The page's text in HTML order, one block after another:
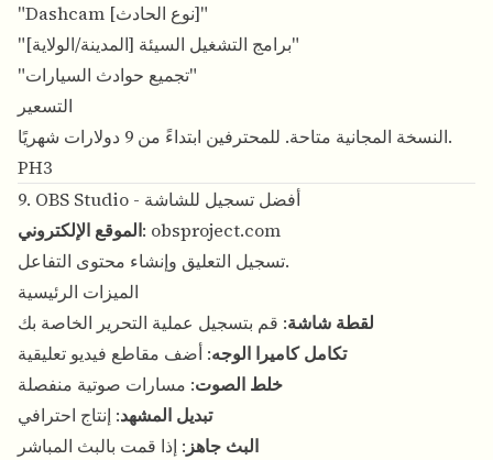
"Dashcam [نوع الحادث]"
"برامج التشغيل السيئة [المدينة/الولاية]"
"تجميع حوادث السيارات"
التسعير
النسخة المجانية متاحة. للمحترفين ابتداءً من 9 دولارات شهريًا.
PH3
9. OBS Studio - أفضل تسجيل للشاشة
الموقع الإلكتروني: obsproject.com
تسجيل التعليق وإنشاء محتوى التفاعل.
الميزات الرئيسية
لقطة شاشة: قم بتسجيل عملية التحرير الخاصة بك
تكامل كاميرا الوجه: أضف مقاطع فيديو تعليقية
خلط الصوت: مسارات صوتية منفصلة
تبديل المشهد: إنتاج احترافي
البث جاهز : إذا قمت بالبث المباشر